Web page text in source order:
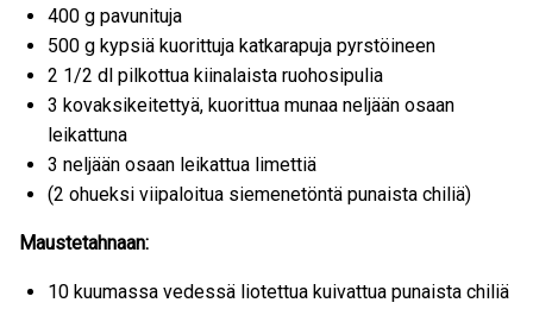
400 g pavunituja
500 g kypsiä kuorittuja katkarapuja pyrstöineen
2 1/2 dl pilkottua kiinalaista ruohosipulia
3 kovaksikeitettyä, kuorittua munaa neljään osaan
leikattuna
3 neljään osaan leikattua limettiä
(2 ohueksi viipaloitua siemenetöntä punaista chiliä)
Maustetahnaan:
10 kuumassa vedessä liotettua kuivattua punaista chiliä